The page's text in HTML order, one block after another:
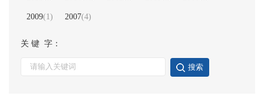
2009(1) 2007(4)
关 键 字：
搜索